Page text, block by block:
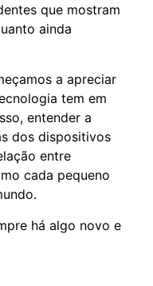
que mostram
ainda
a apreciar
tem em
entender a
dos dispositivos
entre
cada pequeno
há algo novo e